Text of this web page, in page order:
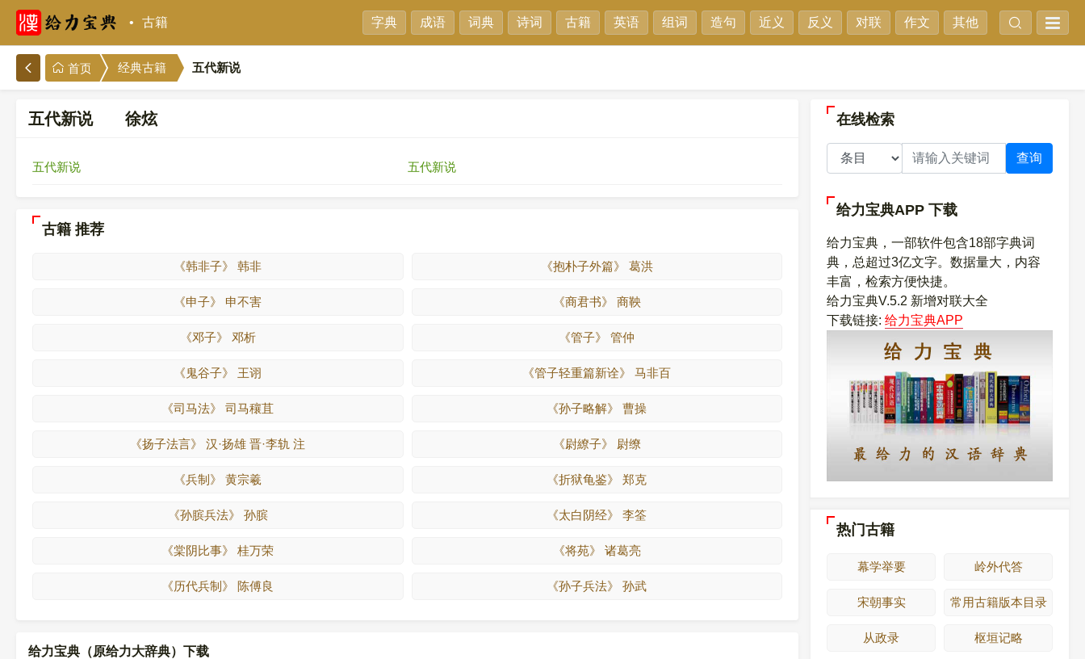
古籍 字典 成语 词典 诗词 古籍 英语 组词 造句 近义 反义 对联 作文 其他
首页 经典古籍 五代新说
五代新说 徐炫
五代新说 五代新说
古籍 推荐
《韩非子》 韩非 《抱朴子外篇》 葛洪
《申子》 申不害 《商君书》 商鞅
《邓子》 邓析 《管子》 管仲
《鬼谷子》 王诩 《管子轻重篇新诠》 马非百
《司马法》 司马穰苴 《孙子略解》 曹操
《扬子法言》 汉·扬雄 晋·李轨 注 《尉繚子》 尉缭
《兵制》 黄宗羲 《折狱龟鉴》 郑克
《孙膑兵法》 孙膑 《太白阴经》 李筌
《棠阴比事》 桂万荣 《将苑》 诸葛亮
《历代兵制》 陈傅良 《孙子兵法》 孙武
给力宝典（原给力大辞典）下载
在线检索
查询
给力宝典APP 下载
给力宝典，一部软件包含18部字典词
典，总超过3亿文字。数据量大，内容
丰富，检索方便快捷。
给力宝典V.5.2 新增对联大全
下载链接: 给力宝典APP
热门古籍
幕学举要 岭外代答
宋朝事实 常用古籍版本目录
从政录 枢垣记略